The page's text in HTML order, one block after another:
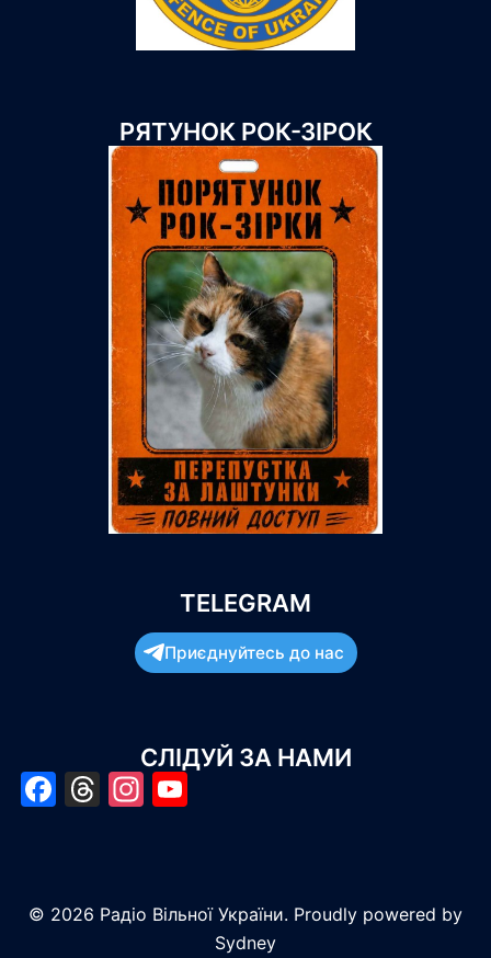
РЯТУНОК РОК-ЗІРОК
TELEGRAM
Приєднуйтесь до нас
СЛІДУЙ ЗА НАМИ
Facebook
Threads
Instagram
© 2026 Радіо Вільної України. Proudly powered by
Sydney